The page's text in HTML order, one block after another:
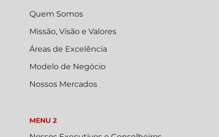
Quem Somos
Missão, Visão e Valores
Áreas de Excelência
Modelo de Negócio
Nossos Mercados
MENU 2